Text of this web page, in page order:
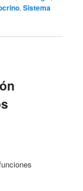
,Sistema